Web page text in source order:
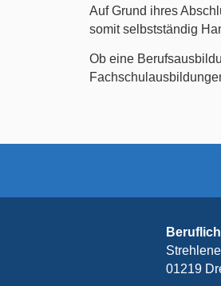
Auf Grund ihres
somit selbstständig
Ob eine
01219